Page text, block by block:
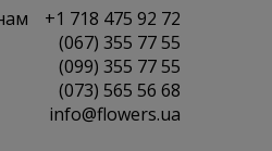
+1 718 475 92 72
(067) 355 77 55
(099) 355 77 55
(073) 565 56 68
info@flowers.ua